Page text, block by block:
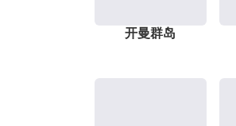
开曼群岛